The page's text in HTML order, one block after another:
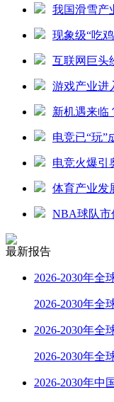
我国滑雪产
现象级“吃
互联网巨头
游戏产业进
新机遇来临
电竞已“玩”
电竞火爆引
体育产业发
NBA球队市
最新报告
2026-2030年全
2026-2030年全
2026-2030年全
2026-2030年全
2026-2030年中